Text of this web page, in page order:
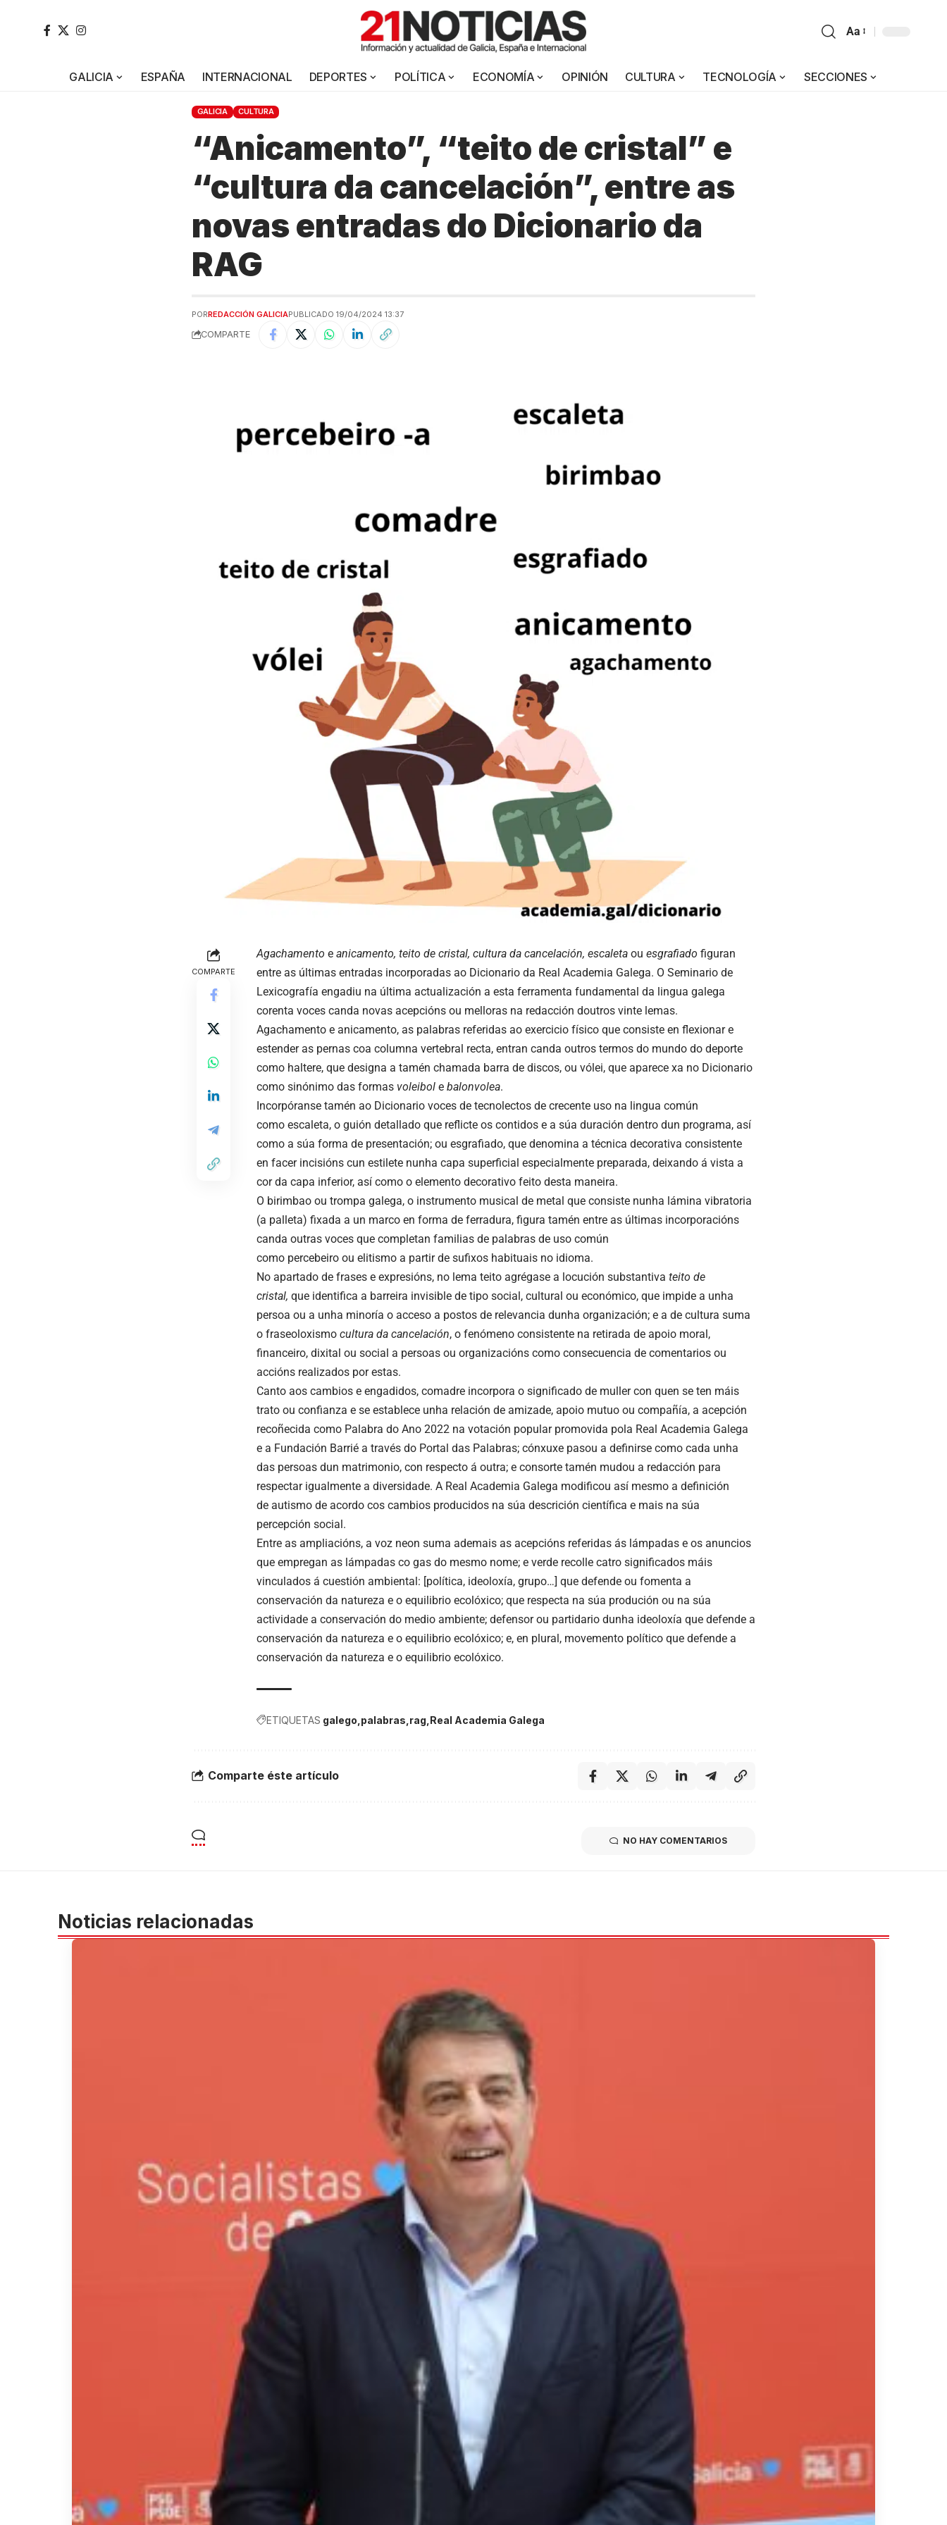
Aa
GALICIA ESPAÑA INTERNACIONAL DEPORTES POLÍTICA ECONOMÍA OPINIÓN CULTURA TECNOLOGÍA SECCIONES
GALICIA CULTURA
“Anicamento”, “teito de cristal” e
“cultura da cancelación”, entre as
novas entradas do Dicionario da
RAG
PORREDACCIÓN GALICIAPUBLICADO 19/04/2024 13:37
COMPARTE
COMPARTE
Agachamento e anicamento, teito de cristal, cultura da cancelación, escaleta ou esgrafiado figuran
entre as últimas entradas incorporadas ao Dicionario da Real Academia Galega. O Seminario de
Lexicografía engadiu na última actualización a esta ferramenta fundamental da lingua galega
corenta voces canda novas acepcións ou melloras na redacción doutros vinte lemas.
Agachamento e anicamento, as palabras referidas ao exercicio físico que consiste en flexionar e
estender as pernas coa columna vertebral recta, entran canda outros termos do mundo do deporte
como haltere, que designa a tamén chamada barra de discos, ou vólei, que aparece xa no Dicionario
como sinónimo das formas voleibol e balonvolea.
Incorpóranse tamén ao Dicionario voces de tecnolectos de crecente uso na lingua común
como escaleta, o guión detallado que reflicte os contidos e a súa duración dentro dun programa, así
como a súa forma de presentación; ou esgrafiado, que denomina a técnica decorativa consistente
en facer incisións cun estilete nunha capa superficial especialmente preparada, deixando á vista a
cor da capa inferior, así como o elemento decorativo feito desta maneira.
O birimbao ou trompa galega, o instrumento musical de metal que consiste nunha lámina vibratoria
(a palleta) fixada a un marco en forma de ferradura, figura tamén entre as últimas incorporacións
canda outras voces que completan familias de palabras de uso común
como percebeiro ou elitismo a partir de sufixos habituais no idioma.
No apartado de frases e expresións, no lema teito agrégase a locución substantiva teito de
cristal, que identifica a barreira invisible de tipo social, cultural ou económico, que impide a unha
persoa ou a unha minoría o acceso a postos de relevancia dunha organización; e a de cultura suma
o fraseoloxismo cultura da cancelación, o fenómeno consistente na retirada de apoio moral,
financeiro, dixital ou social a persoas ou organizacións como consecuencia de comentarios ou
accións realizados por estas.
Canto aos cambios e engadidos, comadre incorpora o significado de muller con quen se ten máis
trato ou confianza e se establece unha relación de amizade, apoio mutuo ou compañía, a acepción
recoñecida como Palabra do Ano 2022 na votación popular promovida pola Real Academia Galega
e a Fundación Barrié a través do Portal das Palabras; cónxuxe pasou a definirse como cada unha
das persoas dun matrimonio, con respecto á outra; e consorte tamén mudou a redacción para
respectar igualmente a diversidade. A Real Academia Galega modificou así mesmo a definición
de autismo de acordo cos cambios producidos na súa descrición científica e mais na súa
percepción social.
Entre as ampliacións, a voz neon suma ademais as acepcións referidas ás lámpadas e os anuncios
que empregan as lámpadas co gas do mesmo nome; e verde recolle catro significados máis
vinculados á cuestión ambiental: [política, ideoloxía, grupo…] que defende ou fomenta a
conservación da natureza e o equilibrio ecolóxico; que respecta na súa produción ou na súa
actividade a conservación do medio ambiente; defensor ou partidario dunha ideoloxía que defende a
conservación da natureza e o equilibrio ecolóxico; e, en plural, movemento político que defende a
conservación da natureza e o equilibrio ecolóxico.
ETIQUETAS galego palabras rag Real Academia Galega
Comparte éste artículo
NO HAY COMENTARIOS
Noticias relacionadas